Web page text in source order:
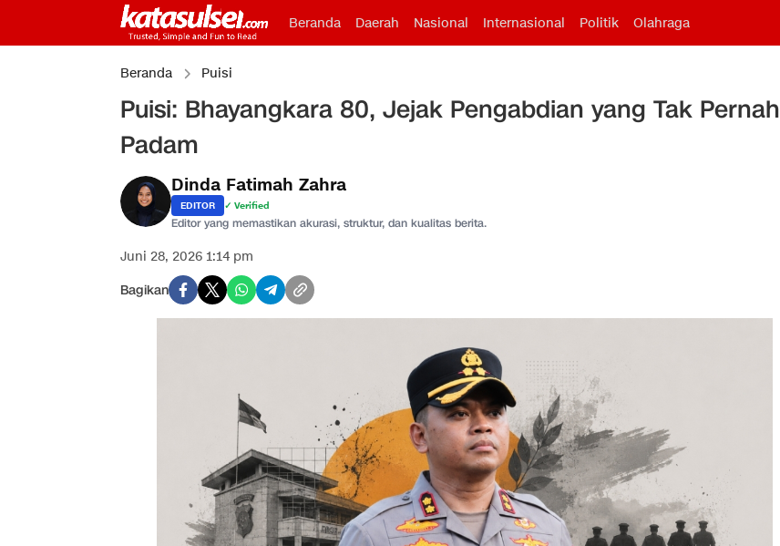
Beranda Daerah Nasional Internasional Politik Olahraga
Beranda Puisi
Puisi: Bhayangkara 80, Jejak Pengabdian yang Tak Pernah
Padam
Dinda Fatimah Zahra
EDITOR ✓ Verified
Editor yang memastikan akurasi, struktur, dan kualitas berita.
Juni 28, 2026 1:14 pm
Bagikan